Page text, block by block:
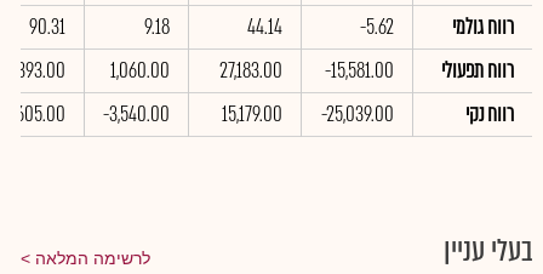
רווח גולמי
-5.62
44.14
9.18
90.31
רווח תפעולי
-15,581.00
27,183.00
1,060.00
רווח נקי
-25,039.00
15,179.00
-3,540.00
8,605.00
בעלי עניין לרשימה המלאה